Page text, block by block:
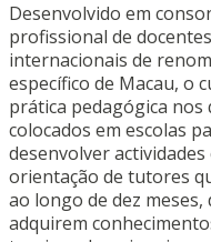
Desenvolvido em
profissional de
internacionais de
específico de Macau, o
prática pedagógica nos
colocados em escolas
desenvolver
orientação de tutores
ao longo de dez
adquirem